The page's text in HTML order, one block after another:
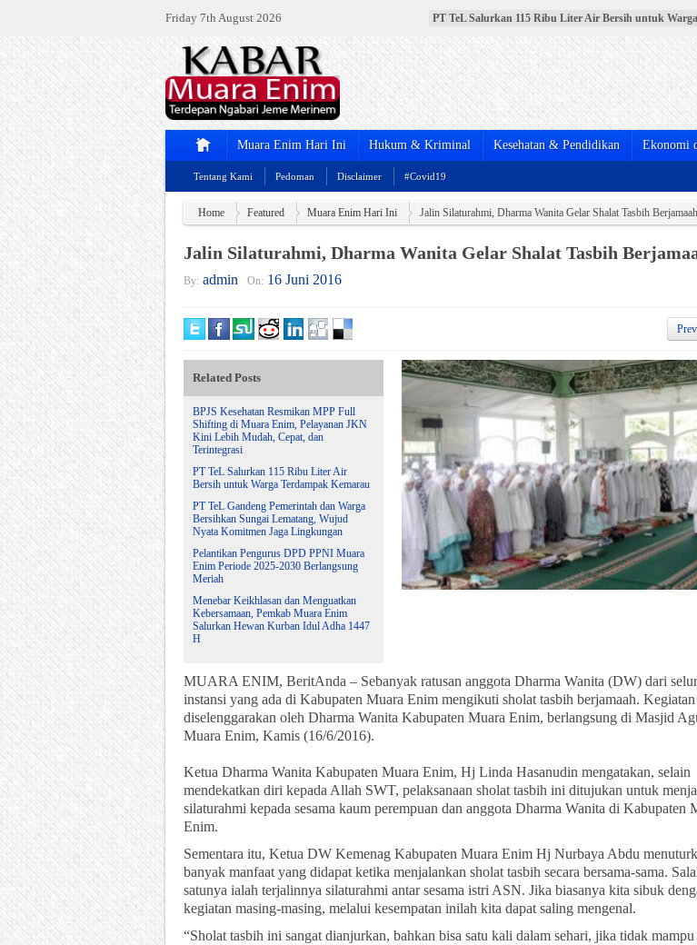
Friday 7th August 2026
PT TeL Salurkan 115 Ribu Liter Air Bersih untuk
PT TeL Gandeng Pemerintah dan Warga Bersihkan
Nyata Komitmen Jaga Lingkungan
Pelantikan Pengurus DPD PPNI Muara Enim Periode
Meriah
Menebar Keikhlasan dan Menguatkan Kebersamaan,
Salurkan Hewan Kurban Idul Adha 1447 H
BPJS Kesehatan Resmikan MPP Full Shifting di Muara
Kini Lebih Mudah, Cepat, dan Terintegrasi
Muara Enim Hari Ini Hukum & Kriminal Kesehatan & Pendidikan Ekonomi
Tentang Kami Pedoman Disclaimer #Covid19
Home Featured Muara Enim Hari Ini Jalin Silaturahmi, Dharma Wanita Gelar Shalat Tasbih Berjamaah
Jalin Silaturahmi, Dharma Wanita Gelar Shalat Tasbih
By: admin On: 16 Juni 2016
Prev
Related Posts
BPJS Kesehatan Resmikan MPP Full
Shifting di Muara Enim, Pelayanan JKN
Kini Lebih Mudah, Cepat, dan
Terintegrasi
PT TeL Salurkan 115 Ribu Liter Air
Bersih untuk Warga Terdampak Kemarau
PT TeL Gandeng Pemerintah dan Warga
Bersihkan Sungai Lematang, Wujud
Nyata Komitmen Jaga Lingkungan
Pelantikan Pengurus DPD PPNI Muara
Enim Periode 2025-2030 Berlangsung
Meriah
Menebar Keikhlasan dan Menguatkan
Kebersamaan, Pemkab Muara Enim
Salurkan Hewan Kurban Idul Adha 1447
H
MUARA ENIM, BeritAnda – Sebanyak ratusan anggota Dharma Wanita (DW) dari
instansi yang ada di Kabupaten Muara Enim mengikuti sholat tasbih berjamaah.
diselenggarakan oleh Dharma Wanita Kabupaten Muara Enim, berlangsung di Masjid
Muara Enim, Kamis (16/6/2016).
Ketua Dharma Wanita Kabupaten Muara Enim, Hj Linda Hasanudin mengatakan, selain
mendekatkan diri kepada Allah SWT, pelaksanaan sholat tasbih ini ditujukan untuk
silaturahmi kepada sesama kaum perempuan dan anggota Dharma Wanita di Kabupaten
Enim.
Sementara itu, Ketua DW Kemenag Kabupaten Muara Enim Hj Nurbaya Abdu
banyak manfaat yang didapat ketika menjalankan sholat tasbih secara bersama-sama.
satunya ialah terjalinnya silaturahmi antar sesama istri ASN. Jika biasanya kita sibuk
kegiatan masing-masing, melalui kesempatan inilah kita dapat saling mengenal.
“Sholat tasbih ini sangat dianjurkan, bahkan bisa satu kali dalam sehari, jika tidak mampu